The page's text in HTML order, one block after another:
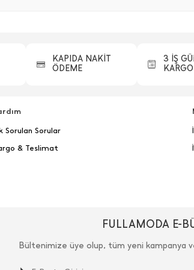
KAPIDA NAKİT
ÖDEME
3 İŞ
KARGO
Sorulan Sorular
& Teslimat
FULLAMODA E-
Bültenimize üye olup, tüm yeni kampanya